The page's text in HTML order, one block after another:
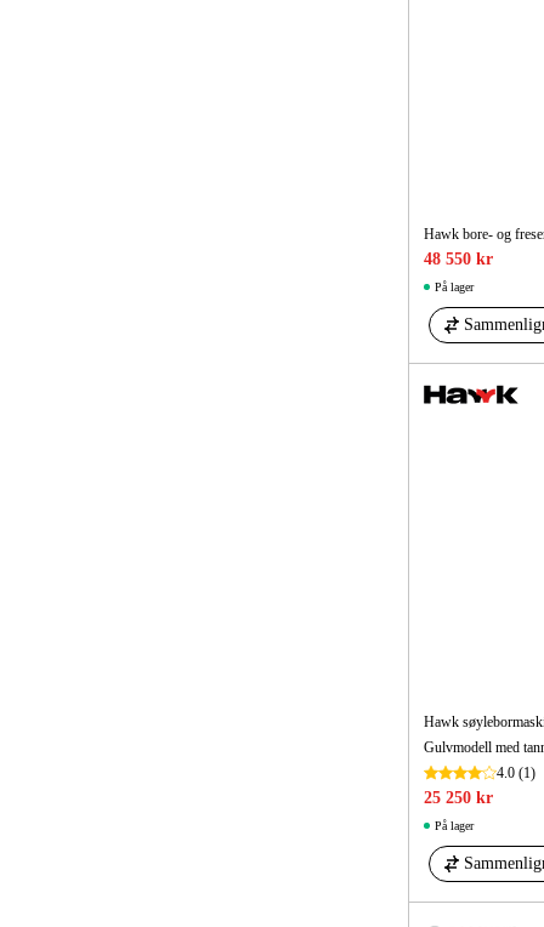
Hawk bore- og
48 550 kr
På lager
Hawk
4.0(1)
25 250 kr
På lager